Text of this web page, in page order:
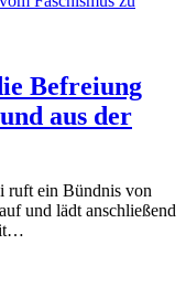
Befreiung
aus der
ruft ein Bündnis von
und lädt anschließend